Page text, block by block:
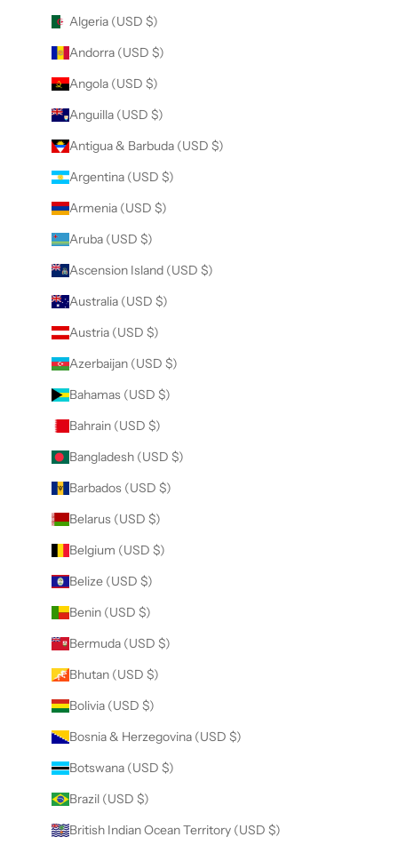
Algeria (USD $)
Andorra (USD $)
Angola (USD $)
Anguilla (USD $)
Antigua & Barbuda (USD $)
Argentina (USD $)
Armenia (USD $)
Aruba (USD $)
Ascension Island (USD $)
Australia (USD $)
Austria (USD $)
Azerbaijan (USD $)
Bahamas (USD $)
Bahrain (USD $)
Bangladesh (USD $)
Barbados (USD $)
Belarus (USD $)
Belgium (USD $)
Belize (USD $)
Benin (USD $)
Bermuda (USD $)
Bhutan (USD $)
Bolivia (USD $)
Bosnia & Herzegovina (USD $)
Botswana (USD $)
Brazil (USD $)
British Indian Ocean Territory (USD $)